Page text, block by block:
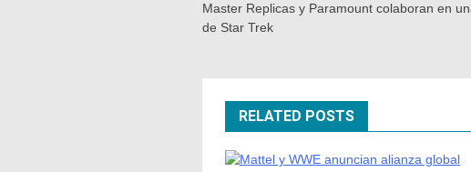
Master Replicas y Paramount colaboran en
de Star Trek
RELATED POSTS